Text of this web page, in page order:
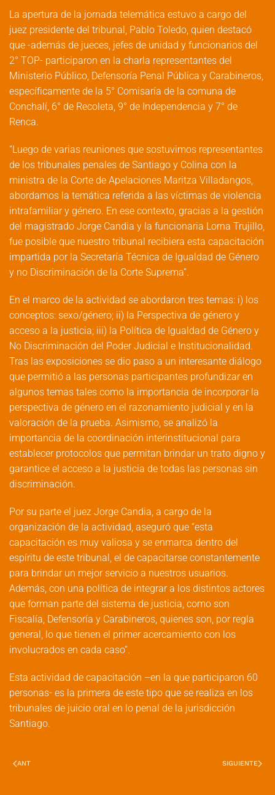
La apertura de la jornada telemática estuvo a cargo del
juez presidente del tribunal, Pablo Toledo, quien destacó
que -además de jueces, jefes de unidad y funcionarios del
2° TOP- participaron en la charla representantes del
Ministerio Público, Defensoría Penal Pública y Carabineros,
específicamente de la 5° Comisaría de la comuna de
Conchalí, 6° de Recoleta, 9° de Independencia y 7° de
Renca.
“Luego de varias reuniones que sostuvimos representantes
de los tribunales penales de Santiago y Colina con la
ministra de la Corte de Apelaciones Maritza Villadangos,
abordamos la temática referida a las víctimas de violencia
intrafamiliar y género. En ese contexto, gracias a la gestión
del magistrado Jorge Candia y la funcionaria Lorna Trujillo,
fue posible que nuestro tribunal recibiera esta capacitación
impartida por la Secretaría Técnica de Igualdad de Género
y no Discriminación de la Corte Suprema”.
En el marco de la actividad se abordaron tres temas: i) los
conceptos: sexo/género; ii) la Perspectiva de género y
acceso a la justicia; iii) la Política de Igualdad de Género y
No Discriminación del Poder Judicial e Institucionalidad.
Tras las exposiciones se dio paso a un interesante diálogo
que permitió a las personas participantes profundizar en
algunos temas tales como la importancia de incorporar la
perspectiva de género en el razonamiento judicial y en la
valoración de la prueba. Asimismo, se analizó la
importancia de la coordinación interinstitucional para
establecer protocolos que permitan brindar un trato digno y
garantice el acceso a la justicia de todas las personas sin
discriminación.
Por su parte el juez Jorge Candia, a cargo de la
organización de la actividad, aseguró que “esta
capacitación es muy valiosa y se enmarca dentro del
espíritu de este tribunal, el de capacitarse constantemente
para brindar un mejor servicio a nuestros usuarios.
Además, con una política de integrar a los distintos actores
que forman parte del sistema de justicia, como son
Fiscalía, Defensoría y Carabineros, quienes son, por regla
general, lo que tienen el primer acercamiento con los
involucrados en cada caso”.
Esta actividad de capacitación –en la que participaron 60
personas- es la primera de este tipo que se realiza en los
tribunales de juicio oral en lo penal de la jurisdicción
Santiago.
ANT SIGUIENTE